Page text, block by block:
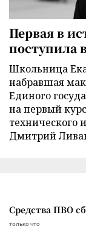
Первая в
поступила
Школьница
набравшая
Единого
на первый
технического
Дмитрий
Средства ПВО
только что